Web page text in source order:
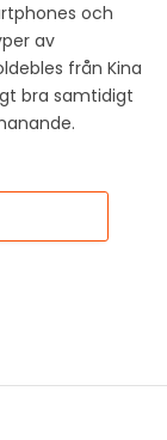
och
av
från Kina
bra samtidigt